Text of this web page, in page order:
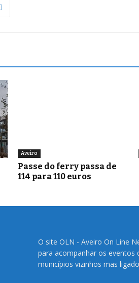
Aveiro
Passe do ferry passa de
114 para 110 euros
O site OLN - Aveiro On Line
para acompanhar os eventos
municípios vizinhos mas